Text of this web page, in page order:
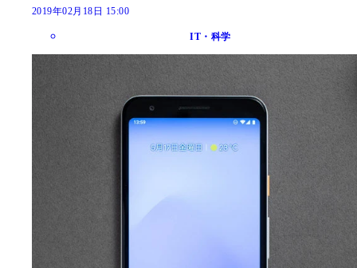
2019年02月18日 15:00
IT・科学